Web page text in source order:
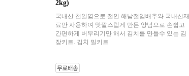
2kg)
국내산 천일염으로 절인 해남절임배추와 국내산재
료만 사용하여 맛깔스럽게 만든 양념으로 손쉽고
간편하게 버무리기만 해서 김치를 만들수 있는 김
장키트. 김치 밀키트